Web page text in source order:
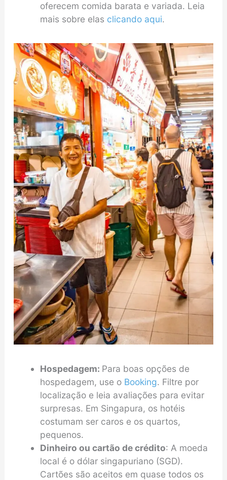
oferecem comida barata e variada. Leia
mais sobre elas clicando aqui.
Hospedagem: Para boas opções de
hospedagem, use o Booking. Filtre por
localização e leia avaliações para evitar
surpresas. Em Singapura, os hotéis
costumam ser caros e os quartos,
pequenos.
Dinheiro ou cartão de crédito: A moeda
local é o dólar singapuriano (SGD).
Cartões são aceitos em quase todos os